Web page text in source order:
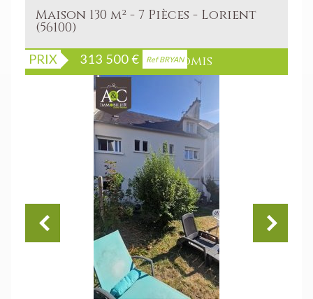
Maison 130 m² - 7 Pièces - Lorient
(56100)
PRIX 313 500€ Ref BRYAN
Sous Compromis